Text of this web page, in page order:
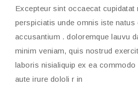
Excepteur sint occaecat
perspiciatis unde omnis iste
accusantium . doloremque lauvu
minim veniam, quis nostrud
laboris nisialiquip ex ea
aute irure dololi r in